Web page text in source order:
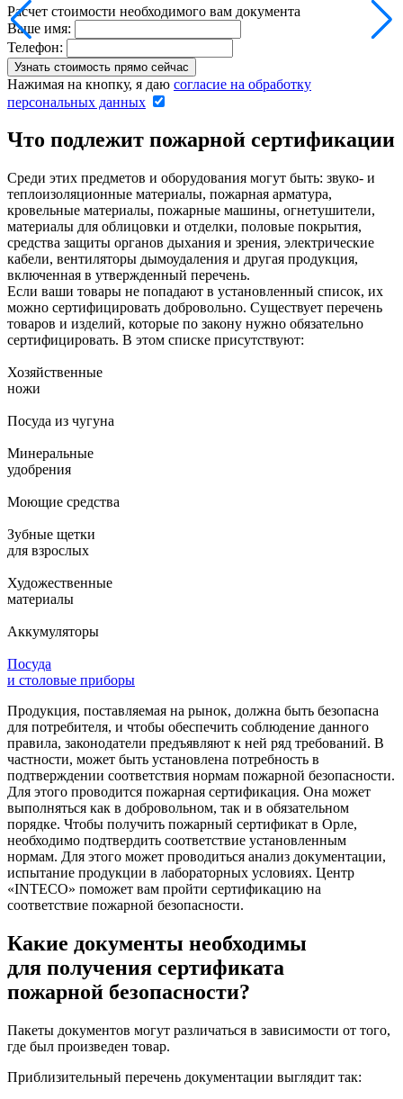
Расчет стоимости необходимого вам документа
Ваше имя:
Телефон:
Нажимая на кнопку, я даю согласие на обработку
персональных данных
Что подлежит пожарной сертификации
Среди этих предметов и оборудования могут быть: звуко- и
теплоизоляционные материалы, пожарная арматура,
кровельные материалы, пожарные машины, огнетушители,
материалы для облицовки и отделки, половые покрытия,
средства защиты органов дыхания и зрения, электрические
кабели, вентиляторы дымоудаления и другая продукция,
включенная в утвержденный перечень.
Если ваши товары не попадают в установленный список, их
можно сертифицировать добровольно. Существует перечень
товаров и изделий, которые по закону нужно обязательно
сертифицировать. В этом списке присутствуют:
Хозяйственные
ножи
Посуда из чугуна
Минеральные
удобрения
Моющие средства
Зубные щетки
для взрослых
Художественные
материалы
Аккумуляторы
Посуда
и столовые приборы
Продукция, поставляемая на рынок, должна быть безопасна
для потребителя, и чтобы обеспечить соблюдение данного
правила, законодатели предъявляют к ней ряд требований. В
частности, может быть установлена потребность в
подтверждении соответствия нормам пожарной безопасности.
Для этого проводится пожарная сертификация. Она может
выполняться как в добровольном, так и в обязательном
порядке. Чтобы получить пожарный сертификат в Орле,
необходимо подтвердить соответствие установленным
нормам. Для этого может проводиться анализ документации,
испытание продукции в лабораторных условиях. Центр
«INTECO» поможет вам пройти сертификацию на
соответствие пожарной безопасности.
Какие документы необходимы
для получения сертификата
пожарной безопасности?
Пакеты документов могут различаться в зависимости от того,
где был произведен товар.
Приблизительный перечень документации выглядит так: